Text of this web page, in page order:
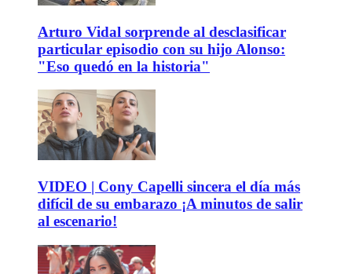
Arturo Vidal sorprende al desclasificar
particular episodio con su hijo Alonso:
"Eso quedó en la historia"
VIDEO | Cony Capelli sincera el día más
difícil de su embarazo ¡A minutos de salir
al escenario!